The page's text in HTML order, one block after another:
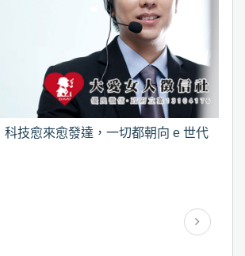
科技愈來愈發達，一切都朝向 e 世代